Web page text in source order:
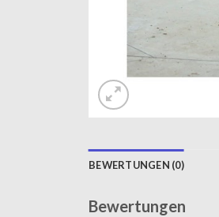
BEWERTUNGEN (0)
Bewertungen